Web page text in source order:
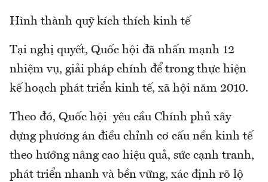
Hình thành quỹ kích thích kinh tế
Tại nghị quyết, Quốc hội đã nhấn mạnh 12
nhiệm vụ, giải pháp chính để trong thực hiện
kế hoạch phát triển kinh tế, xã hội năm 2010.
Theo đó, Quốc hội yêu cầu Chính phủ xây
dựng phương án điều chỉnh cơ cấu nền kinh tế
theo hướng nâng cao hiệu quả, sức cạnh tranh,
phát triển nhanh và bền vững, xác định rõ lộ